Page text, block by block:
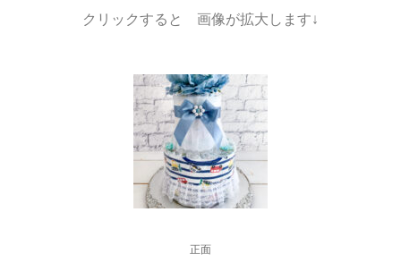
クリックすると 画像が拡大します↓
正面